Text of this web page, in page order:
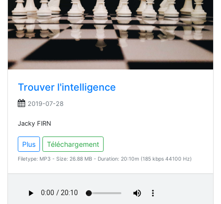
Trouver l'intelligence
2019-07-28
Jacky FIRN
Plus Téléchargement
Filetype: MP3 - Size: 26.88 MB - Duration: 20:10m (185 kbps 44100 Hz)